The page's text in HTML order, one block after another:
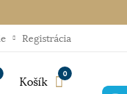
Registrácia
Košík
0